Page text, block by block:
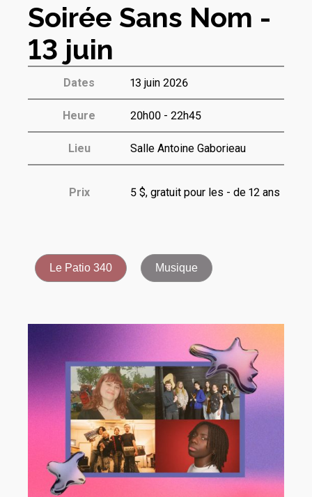
Soirée Sans Nom -
13 juin
Dates 13 juin 2026
Heure 20h00 - 22h45
Lieu Salle Antoine Gaborieau
Prix 5 $, gratuit pour les - de 12 ans
Le Patio 340 Musique